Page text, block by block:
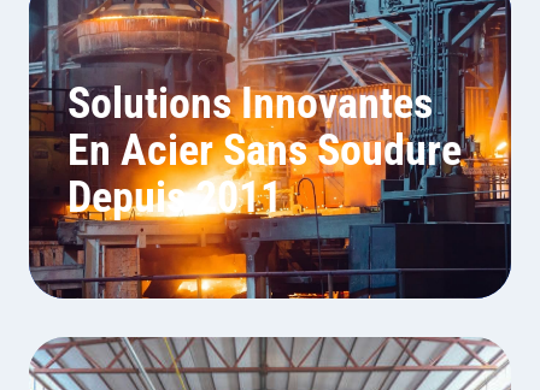
Solutions Innovantes
En Acier Sans Soudure
Depuis 2011